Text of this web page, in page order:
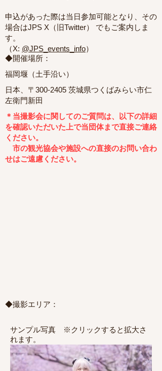
申込があった際は当日参加可能となり、その
場合はJPS X（旧Twitter） でもご案内しま
す。
（X: @JPS_events_info）
◆開催場所：
福岡堰（土手沿い）
日本、〒300-2405 茨城県つくばみらい市仁
左衛門新田
＊当撮影会に関してのご質問は、以下の詳細
を確認いただいた上で当団体まで直接ご連絡
ください。
​ 市の観光協会や施設への直接のお問い合わ
せはご遠慮ください。
◆撮影エリア：
サンプル写真 ※クリックすると拡大さ
れます。